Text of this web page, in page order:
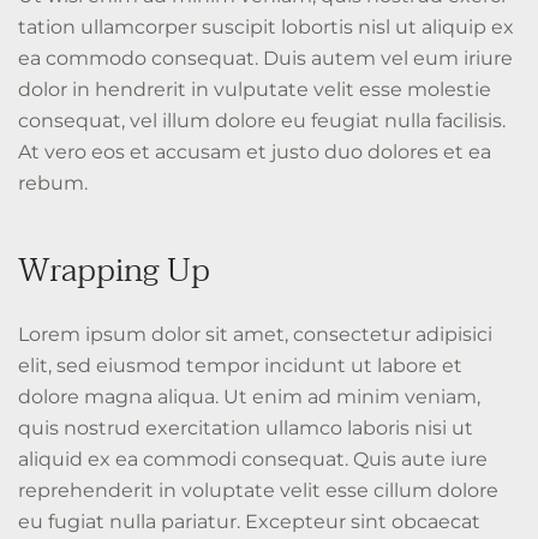
tation ullamcorper suscipit lobortis nisl ut aliquip ex
ea commodo consequat. Duis autem vel eum iriure
dolor in hendrerit in vulputate velit esse molestie
consequat, vel illum dolore eu feugiat nulla facilisis.
At vero eos et accusam et justo duo dolores et ea
rebum.
Wrapping Up
Lorem ipsum dolor sit amet, consectetur adipisici
elit, sed eiusmod tempor incidunt ut labore et
dolore magna aliqua. Ut enim ad minim veniam,
quis nostrud exercitation ullamco laboris nisi ut
aliquid ex ea commodi consequat. Quis aute iure
reprehenderit in voluptate velit esse cillum dolore
eu fugiat nulla pariatur. Excepteur sint obcaecat